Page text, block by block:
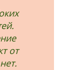
от